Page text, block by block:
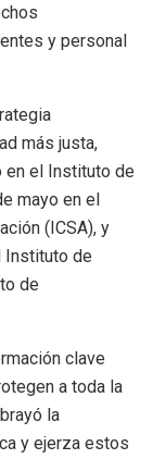
y personal
más justa,
en el Instituto de
mayo en el
(ICSA), y
Instituto de
de
clave
a toda la
la
y ejerza estos